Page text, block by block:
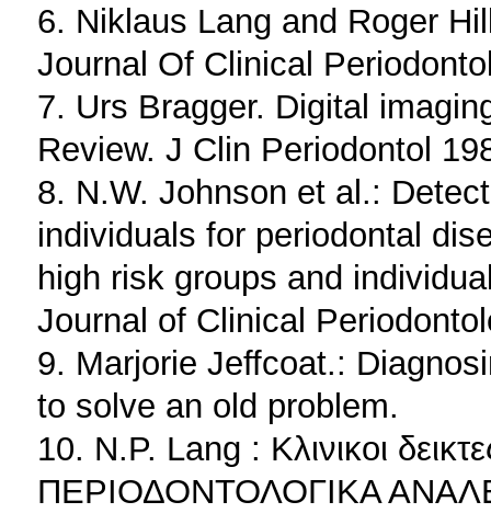
6. Niklaus Lang and Roger
Journal Of Clinical
7. Urs Bragger. Digital
Review. J Clin Periodontol
8. N.W. Johnson et al.:
individuals for periodontal
high risk groups and
Journal of Clinical
9. Marjorie Jeffcoat.:
to solve an old problem.
10. N.P. Lang : Κλινικοι
ΠΕΡΙΟΔΟΝΤΟΛΟΓΙΚΑ